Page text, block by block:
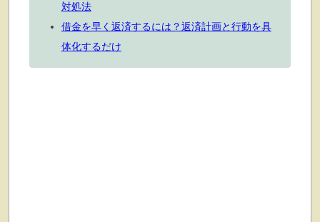
対処法
借金を早く返済するには？返済計画と行動を具
体化するだけ